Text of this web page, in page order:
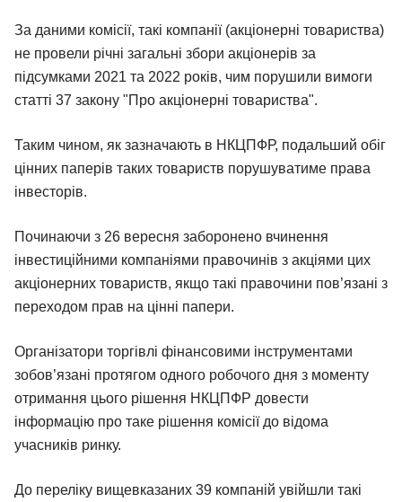
За даними комісії, такі компанії (акціонерні товариства)
не провели річні загальні збори акціонерів за
підсумками 2021 та 2022 років, чим порушили вимоги
статті 37 закону "Про акціонерні товариства".
Таким чином, як зазначають в НКЦПФР, подальший обіг
цінних паперів таких товариств порушуватиме права
інвесторів.
Починаючи з 26 вересня заборонено вчинення
інвестиційними компаніями правочинів з акціями цих
акціонерних товариств, якщо такі правочини пов’язані з
переходом прав на цінні папери.
Організатори торгівлі фінансовими інструментами
зобов’язані протягом одного робочого дня з моменту
отримання цього рішення НКЦПФР довести
інформацію про таке рішення комісії до відома
учасників ринку.
До переліку вищевказаних 39 компаній увійшли такі